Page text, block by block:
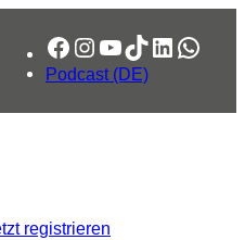
Facebook
Instagram
YouTube
TikTok
LinkedIn
Podcast (DE)
registrieren